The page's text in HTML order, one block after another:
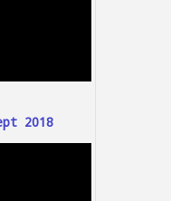
2018